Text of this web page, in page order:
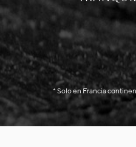
* Solo en Francia